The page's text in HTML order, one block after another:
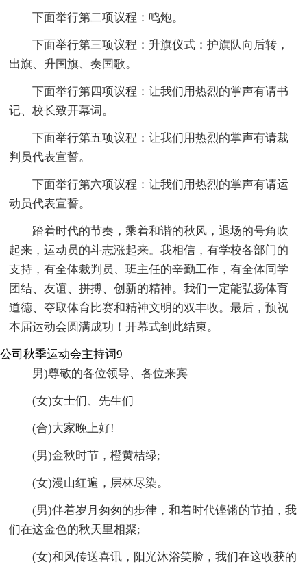
下面举行第二项议程：鸣炮。
下面举行第三项议程：升旗仪式：护旗队向后转，
出旗、升国旗、奏国歌。
下面举行第四项议程：让我们用热烈的掌声有请书
记、校长致开幕词。
下面举行第五项议程：让我们用热烈的掌声有请裁
判员代表宣誓。
下面举行第六项议程：让我们用热烈的掌声有请运
动员代表宣誓。
踏着时代的节奏，乘着和谐的秋风，退场的号角吹
起来，运动员的斗志涨起来。我相信，有学校各部门的
支持，有全体裁判员、班主任的辛勤工作，有全体同学
团结、友谊、拼搏、创新的精神。我们一定能弘扬体育
道德、夺取体育比赛和精神文明的双丰收。最后，预祝
本届运动会圆满成功！开幕式到此结束。
公司秋季运动会主持词9
男)尊敬的各位领导、各位来宾
(女)女士们、先生们
(合)大家晚上好!
(男)金秋时节，橙黄桔绿;
(女)漫山红遍，层林尽染。
(男)伴着岁月匆匆的步律，和着时代铿锵的节拍，我
们在这金色的秋天里相聚;
(女)和风传送喜讯，阳光沐浴笑脸，我们在这收获的